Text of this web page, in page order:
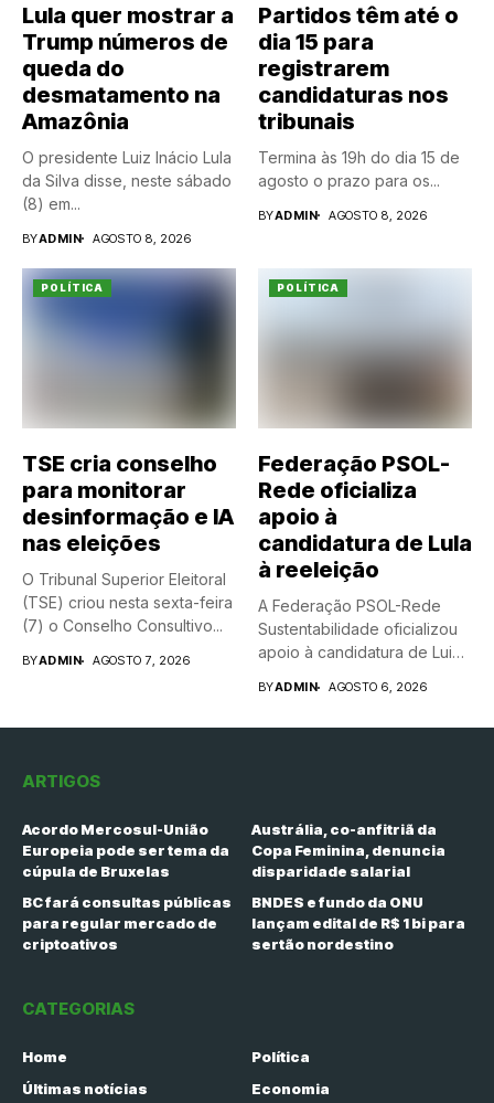
Lula quer mostrar a
Trump números de
queda do
desmatamento na
Amazônia
O presidente Luiz Inácio Lula
da Silva disse, neste sábado
(8) em...
BYADMIN AGOSTO 8, 2026
Partidos têm até o
dia 15 para
registrarem
candidaturas nos
tribunais
Termina às 19h do dia 15 de
agosto o prazo para os...
BYADMIN AGOSTO 8, 2026
POLÍTICA
TSE cria conselho
para monitorar
desinformação e IA
nas eleições
O Tribunal Superior Eleitoral
(TSE) criou nesta sexta-feira
(7) o Conselho Consultivo...
BYADMIN AGOSTO 7, 2026
POLÍTICA
Federação PSOL-
Rede oficializa
apoio à
candidatura de Lula
à reeleição
A Federação PSOL-Rede
Sustentabilidade oficializou
apoio à candidatura de Luiz
BYADMIN AGOSTO 6, 2026
ARTIGOS
Acordo Mercosul-União
Europeia pode ser tema da
cúpula de Bruxelas
Austrália, co-anfitriã da
Copa Feminina, denuncia
disparidade salarial
BC fará consultas públicas
para regular mercado de
criptoativos
BNDES e fundo da ONU
lançam edital de R$ 1 bi para
sertão nordestino
CATEGORIAS
Home
Política
Últimas notícias
Economia